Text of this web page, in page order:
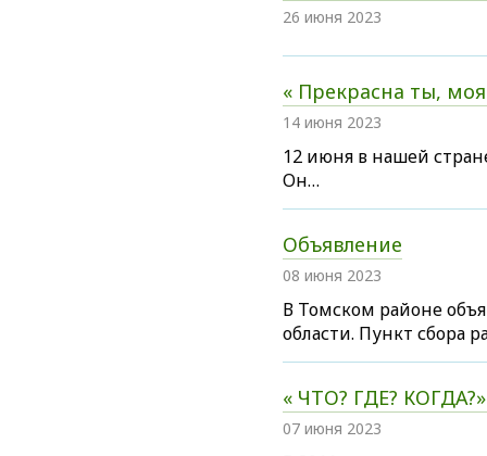
26 июня 2023
« Прекрасна ты, моя
14 июня 2023
12 июня в нашей
Он…
Объявление
08 июня 2023
В Томском районе
области. Пункт сбора
« ЧТО? ГДЕ?
07 июня 2023